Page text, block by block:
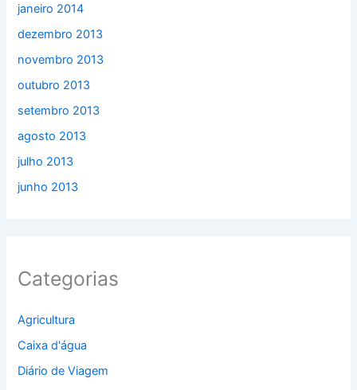
janeiro 2014
dezembro 2013
novembro 2013
outubro 2013
setembro 2013
agosto 2013
julho 2013
junho 2013
Categorias
Agricultura
Caixa d'água
Diário de Viagem